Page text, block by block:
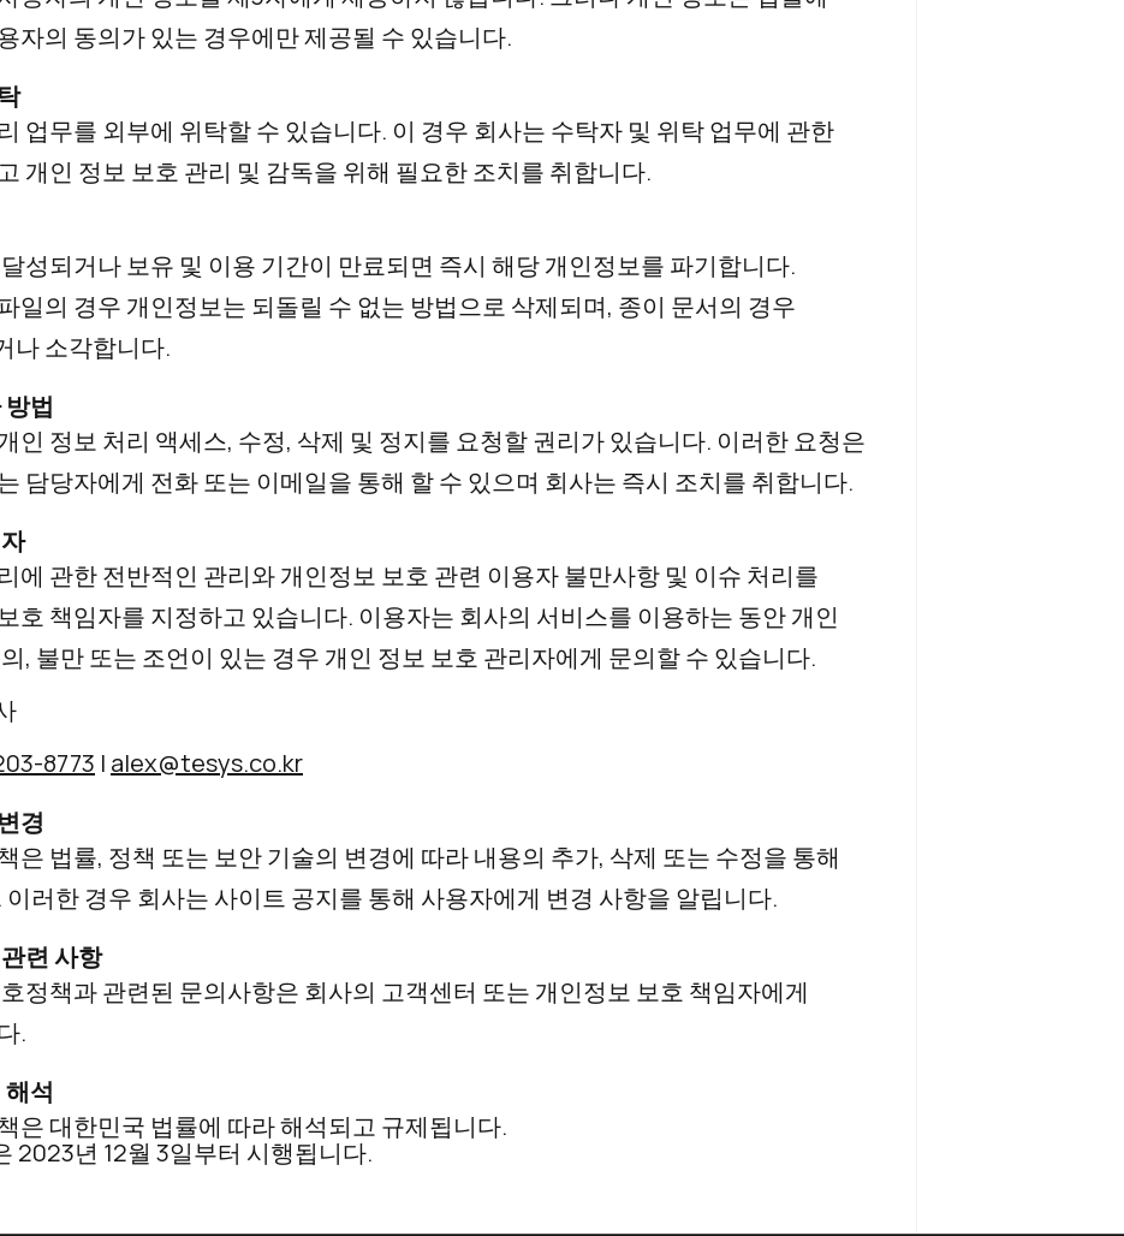
자의 동의가 있는 경우에만 제공될 수 있습니다.
업무를 외부에 위탁할 수 있습니다. 이 경우 회사는 수탁자 및 위탁 업무에 관한
개인 정보 보호 관리 및 감독을 위해 필요한 조치를 취합니다.
성되거나 보유 및 이용 기간이 만료되면 즉시 해당 개인정보를 파기합니다.
일의 경우 개인정보는 되돌릴 수 없는 방법으로 삭제되며, 종이 문서의 경우
나 소각합니다.
법
인 정보 처리 액세스, 수정, 삭제 및 정지를 요청할 권리가 있습니다. 이러한 요청은
담당자에게 전화 또는 이메일을 통해 할 수 있으며 회사는 즉시 조치를 취합니다.
에 관한 전반적인 관리와 개인정보 보호 관련 이용자 불만사항 및 이슈 처리를
호 책임자를 지정하고 있습니다. 이용자는 회사의 서비스를 이용하는 동안 개인
, 불만 또는 조언이 있는 경우 개인 정보 보호 관리자에게 문의할 수 있습니다.
8773 | alex@tesys.co.kr
경
은 법률, 정책 또는 보안 기술의 변경에 따라 내용의 추가, 삭제 또는 수정을 통해
러한 경우 회사는 사이트 공지를 통해 사용자에게 변경 사항을 알립니다.
련 사항
정책과 관련된 문의사항은 회사의 고객센터 또는 개인정보 보호 책임자에게
.
석
은 대한민국 법률에 따라 해석되고 규제됩니다.
2023년 12월 3일부터 시행됩니다.